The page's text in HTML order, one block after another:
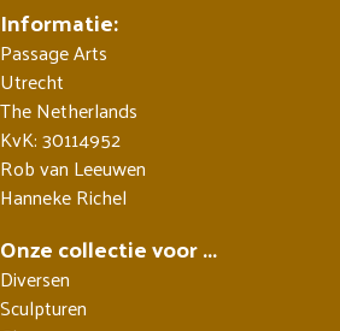
Informatie:
Passage Arts
Utrecht
The Netherlands
KvK: 30114952
Rob van Leeuwen
Hanneke Richel
Onze collectie voor ...
Diversen
Sculpturen